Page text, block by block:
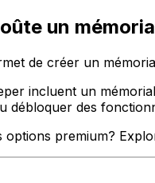
un
de créer un
incluent un
débloquer des
options premium?